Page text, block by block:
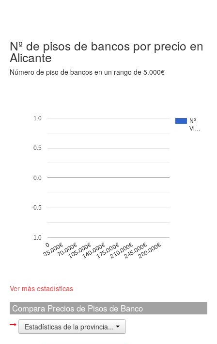
Nº de pisos de bancos por precio en
Alicante
Número de piso de bancos en un rango de 5.000€
Nº
Vi…
0
35.000€70.000€105.000€140.000€175.000€210.000€245.000€280.000€
-1.0
-0.5
0.0
0.5
1.0
Ver más estadísticas
Compara Precios de Pisos de Banco
Estadísticas de la provincia...